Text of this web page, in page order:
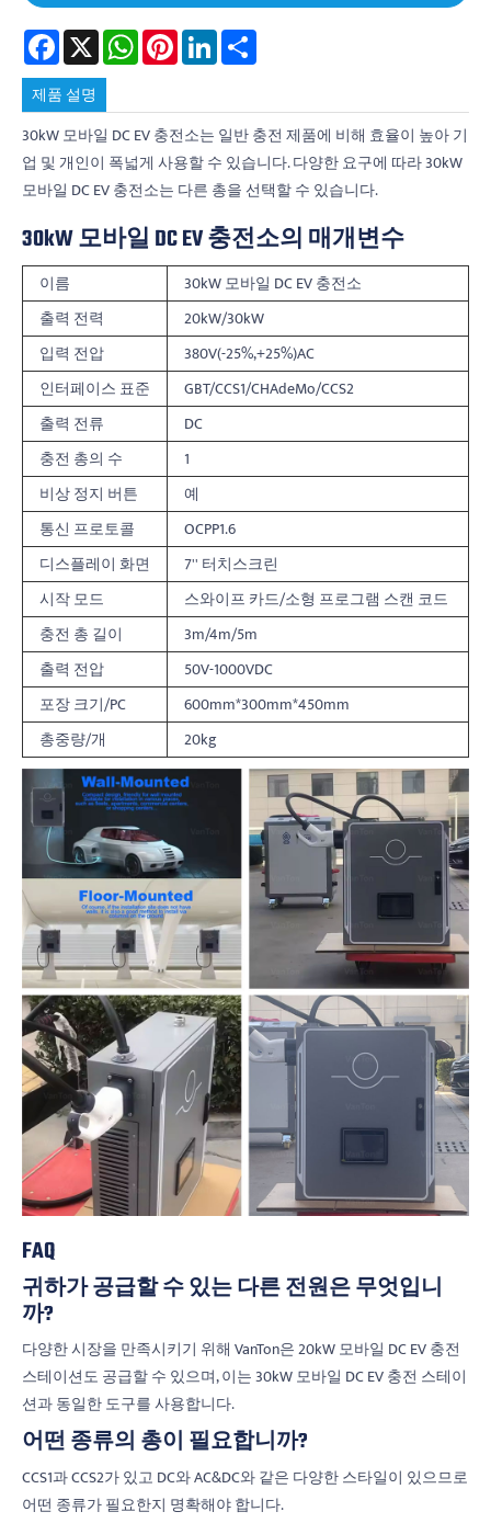
Facebook
X WhatsAppPinterestLinkedIn
제품 설명
30kW 모바일 DC EV 충전소는 일반 충전 제품에 비해 효율이 높아 기
업 및 개인이 폭넓게 사용할 수 있습니다. 다양한 요구에 따라 30kW
모바일 DC EV 충전소는 다른 총을 선택할 수 있습니다.
30kW 모바일 DC EV 충전소의 매개변수
이름
30kW 모바일 DC EV 충전소
출력 전력
20kW/30kW
입력 전압
380V(-25%,+25%)AC
인터페이스 표준
GBT/CCS1/CHAdeMo/CCS2
출력 전류
DC
충전 총의 수
1
비상 정지 버튼
예
통신 프로토콜
OCPP1.6
디스플레이 화면
7'' 터치스크린
시작 모드
스와이프 카드/소형 프로그램 스캔 코드
충전 총 길이
3m/4m/5m
출력 전압
50V-1000VDC
포장 크기/PC
600mm*300mm*450mm
총중량/개
20kg
FAQ
귀하가 공급할 수 있는 다른 전원은 무엇입니
까?
다양한 시장을 만족시키기 위해 VanTon은 20kW 모바일 DC EV 충전
스테이션도 공급할 수 있으며, 이는 30kW 모바일 DC EV 충전 스테이
션과 동일한 도구를 사용합니다.
어떤 종류의 총이 필요합니까?
CCS1과 CCS2가 있고 DC와 AC&DC와 같은 다양한 스타일이 있으므로
어떤 종류가 필요한지 명확해야 합니다.